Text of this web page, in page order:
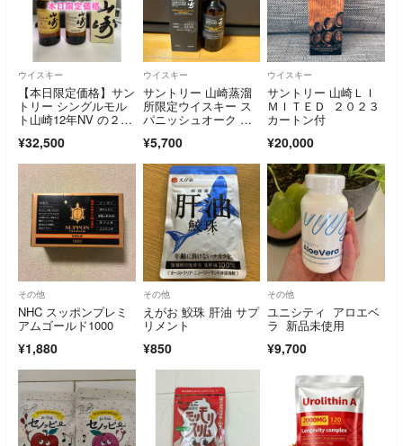
ウイスキー
【本日限定価格】サン
トリー シングルモル
ト山崎12年NV の２点
¥32,500
ウイスキー
サントリー 山崎蒸溜
所限定ウイスキー ス
パニッシュオーク ピ
8% 180ml
¥5,700
ウイスキー
サントリー 山崎ＬＩ
ＭＩＴＥＤ ２０２３
カートン付
¥20,000
その他
NHC スッポンプレミ
アムゴールド1000
¥1,880
その他
えがお 鮫珠 肝油 サプ
リメント
¥850
その他
ユニシティ アロエベ
ラ 新品未使用
¥9,700